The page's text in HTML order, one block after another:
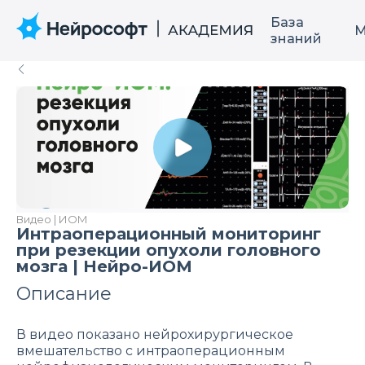
База
знаний
Видео | ИОМ
Интраоперационный мониторинг
при резекции опухоли головного
мозга | Нейро-ИОМ
Описание
В видео показано нейрохирургическое
вмешательство с интраоперационным